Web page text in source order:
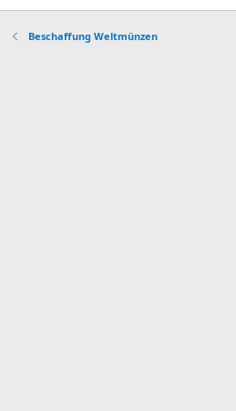
Beschaffung Weltmünzen